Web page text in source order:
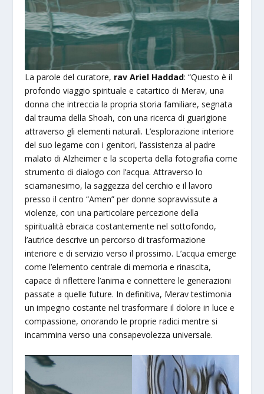
La parole del curatore, rav Ariel Haddad: “Questo è il
profondo viaggio spirituale e catartico di Merav, una
donna che intreccia la propria storia familiare, segnata
dal trauma della Shoah, con una ricerca di guarigione
attraverso gli elementi naturali. L’esplorazione interiore
del suo legame con i genitori, l’assistenza al padre
malato di Alzheimer e la scoperta della fotografia come
strumento di dialogo con l’acqua. Attraverso lo
sciamanesimo, la saggezza del cerchio e il lavoro
presso il centro “Amen” per donne sopravvissute a
violenze, con una particolare percezione della
spiritualità ebraica costantemente nel sottofondo,
l’autrice descrive un percorso di trasformazione
interiore e di servizio verso il prossimo. L’acqua emerge
come l’elemento centrale di memoria e rinascita,
capace di riflettere l’anima e connettere le generazioni
passate a quelle future. In definitiva, Merav testimonia
un impegno costante nel trasformare il dolore in luce e
compassione, onorando le proprie radici mentre si
incammina verso una consapevolezza universale.